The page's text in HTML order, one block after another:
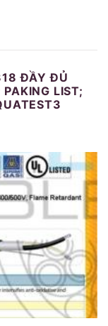
ĐẦY ĐỦ
LIST;